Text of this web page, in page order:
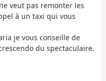
veut pas remonter les
à un taxi qui vous
je vous conseille de
du spectaculaire.